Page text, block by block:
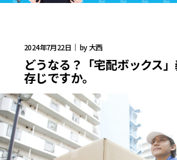
2024年7月22日｜ by 大西
どうなる？「宅配ボックス
存じですか。